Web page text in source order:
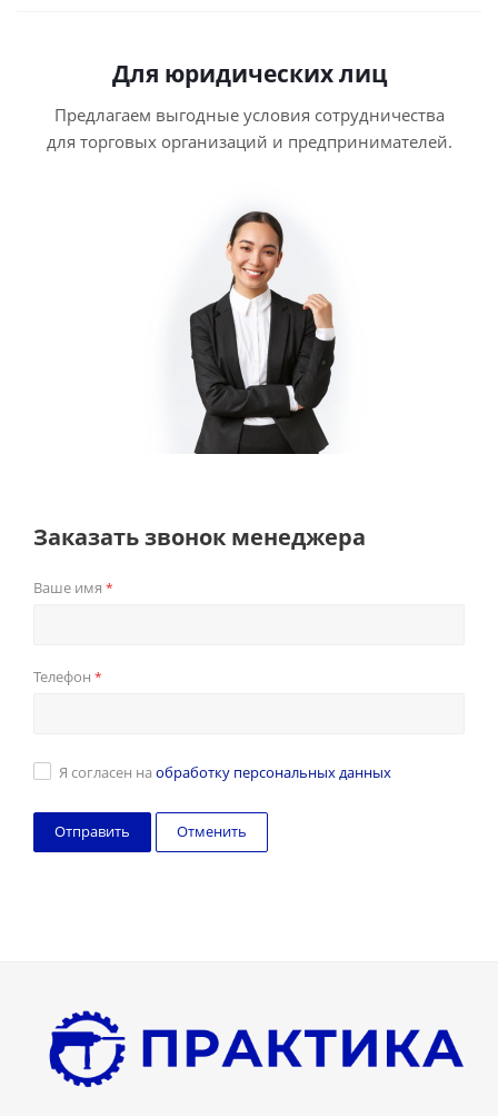
Для юридических лиц
Предлагаем выгодные условия сотрудничества
для торговых организаций и предпринимателей.
Заказать звонок менеджера
Ваше имя *
Телефон *
Я согласен на обработку персональных данных
Отменить